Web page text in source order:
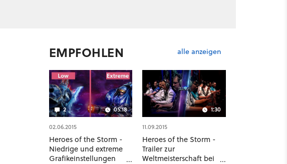
EMPFOHLEN alle anzeigen
2 05:18
02.06.2015
Heroes of the Storm -
Niedrige und extreme
Grafikeinstellungen
1:30
11.09.2015
Heroes of the Storm -
Trailer zur
Weltmeisterschaft bei